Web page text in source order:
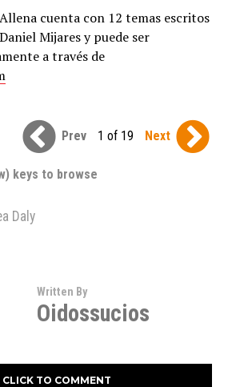
cuenta con 12 temas escritos
Mijares y puede ser
a través de
Prev 1 of 19 Next
keys to browse
Daly
Written By
Oidossucios
CLICK TO COMMENT